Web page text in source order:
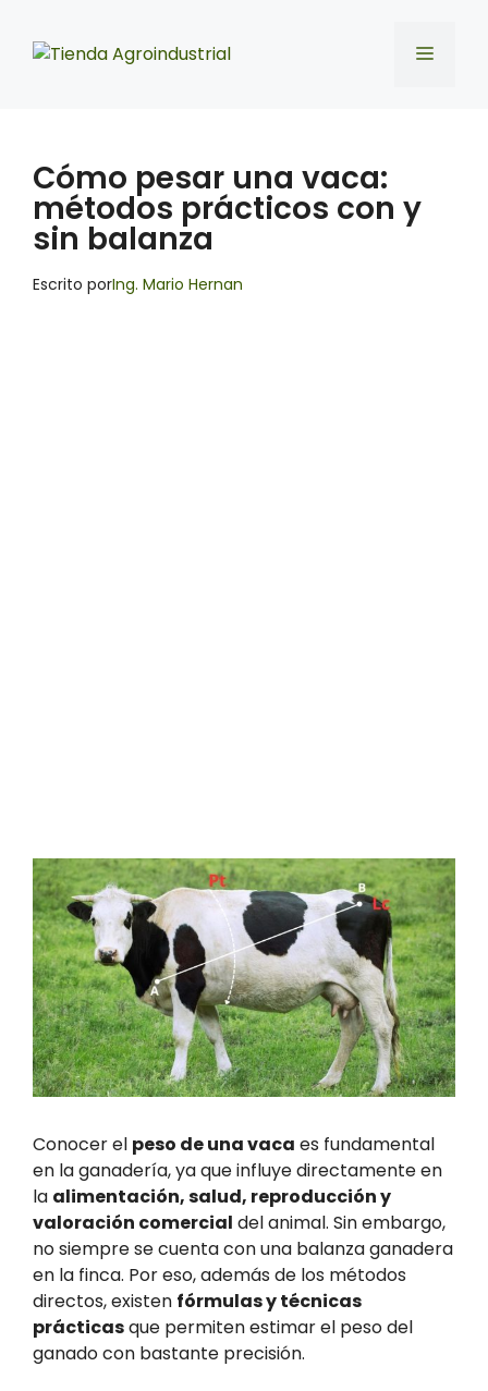
contenido
Menú
Cómo pesar una vaca:
métodos prácticos con y
sin balanza
Escrito porIng. Mario Hernan
Conocer el peso de una vaca es fundamental
en la ganadería, ya que influye directamente en
la alimentación, salud, reproducción y
valoración comercial del animal. Sin embargo,
no siempre se cuenta con una balanza ganadera
en la finca. Por eso, además de los métodos
directos, existen fórmulas y técnicas
prácticasque permiten estimar el peso del
ganado con bastante precisión.